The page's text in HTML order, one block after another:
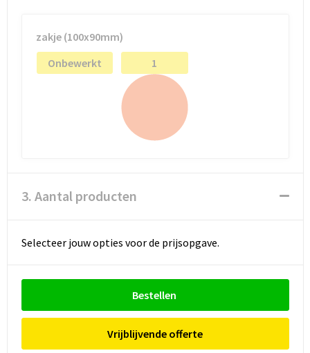
zakje (100x90mm)
Onbewerkt
1
3. Aantal producten
Selecteer jouw opties voor de prijsopgave.
Bestellen
Vrijblijvende offerte